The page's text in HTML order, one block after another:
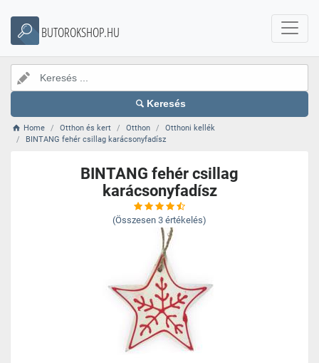
BUTOROKSHOP.HU
Keresés
Home Otthon és kert Otthon
Otthoni kellék
BINTANG fehér csillag karácsonyfadísz
BINTANG fehér csillag
karácsonyfadísz
(Összesen 3 értékelés)